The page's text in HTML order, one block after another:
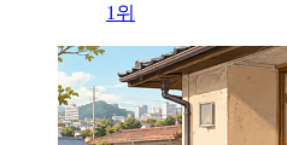
1위